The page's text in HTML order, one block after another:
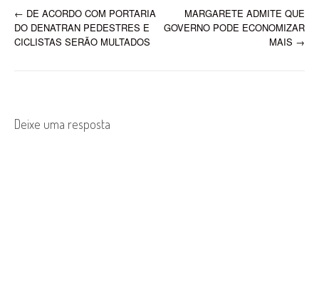
com ampliação do limite da
primeira, que passa a
contemplar servidores com
P
o
n
← DE ACORDO COM PORTARIA
DO DENATRAN PEDESTRES E
CICLISTAS SERÃO MULTADOS
MARGARETE ADMITE QUE
GOVERNO PODE ECONOMIZAR
MAIS →
Deixe uma resposta